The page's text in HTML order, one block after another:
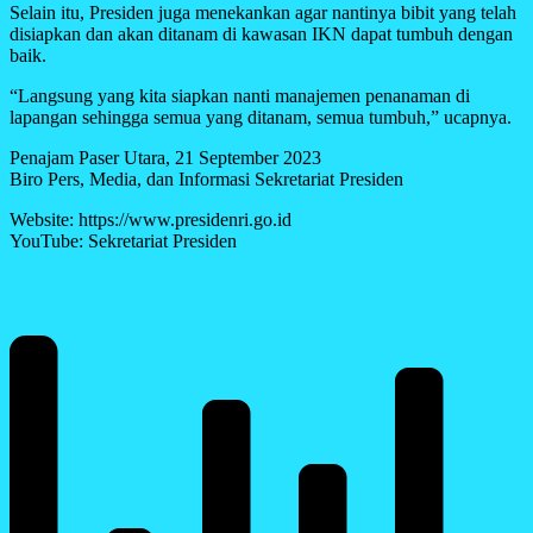
Selain itu, Presiden juga menekankan agar nantinya bibit yang telah
disiapkan dan akan ditanam di kawasan IKN dapat tumbuh dengan
baik.
“Langsung yang kita siapkan nanti manajemen penanaman di
lapangan sehingga semua yang ditanam, semua tumbuh,” ucapnya.
Penajam Paser Utara, 21 September 2023
Biro Pers, Media, dan Informasi Sekretariat Presiden
Website: https://www.presidenri.go.id
YouTube: Sekretariat Presiden